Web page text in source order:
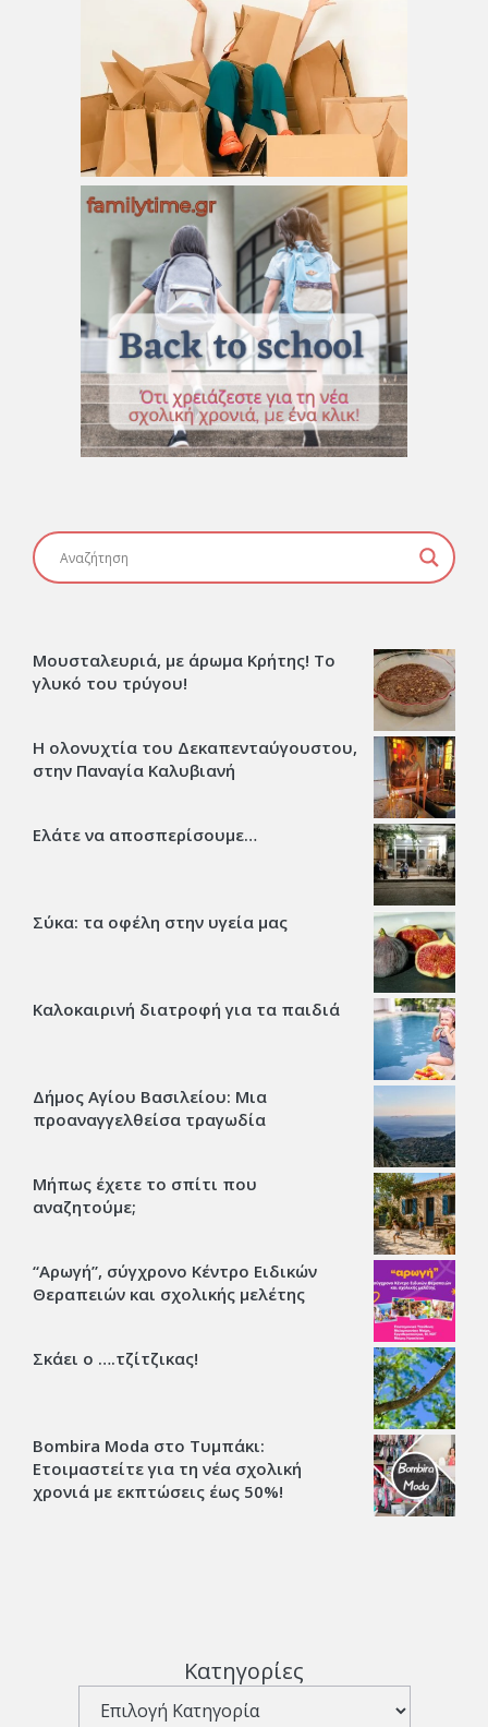
Μουσταλευριά, με άρωμα Κρήτης! Το
γλυκό του τρύγου!
Η ολονυχτία του Δεκαπενταύγουστου,
στην Παναγία Καλυβιανή
Ελάτε να αποσπερίσουμε…
Σύκα: τα οφέλη στην υγεία μας
Καλοκαιρινή διατροφή για τα παιδιά
Δήμος Αγίου Βασιλείου: Μια
προαναγγελθείσα τραγωδία
Μήπως έχετε το σπίτι που
αναζητούμε;
“Αρωγή”, σύγχρονο Κέντρο Ειδικών
Θεραπειών και σχολικής μελέτης
Σκάει ο ….τζίτζικας!
Bombira Moda στο Τυμπάκι:
Ετοιμαστείτε για τη νέα σχολική
χρονιά με εκπτώσεις έως 50%!
Κατηγορίες